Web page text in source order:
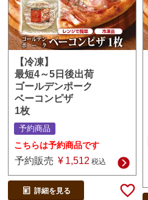
【冷凍】
最短4～5日後出荷
ゴールデンポーク
ベーコンピザ
1枚
予約商品
こちらは予約商品です
予約販売 ¥ 1,512 税込
詳細を見る